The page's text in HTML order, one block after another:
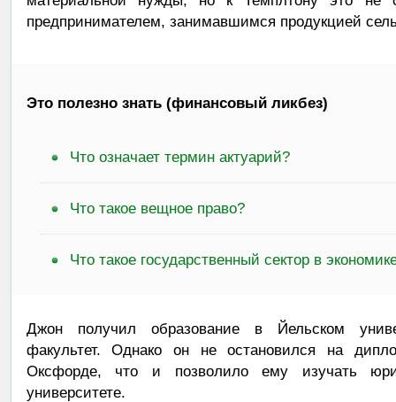
предпринимателем, занимавшимся продукцией
Это полезно знать (финансовый ликбез)
Что означает термин актуарий?
Что такое вещное право?
Что такое государственный сектор в
Джон получил образование в Йельском
факультет. Однако он не остановился на
Оксфорде, что и позволило ему изучать
университете.